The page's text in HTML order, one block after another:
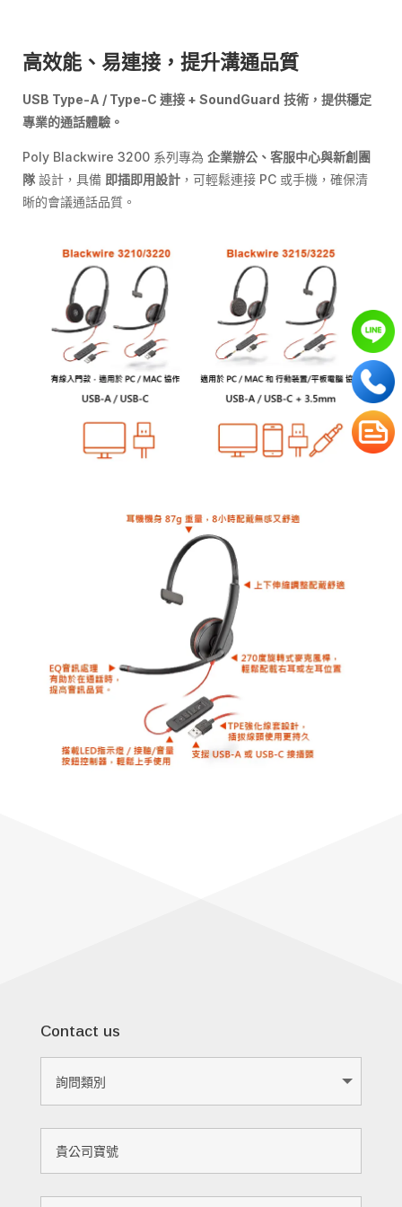
高效能、易連接，提升溝通品質
USB Type-A / Type-C 連接 + SoundGuard 技術，提供穩定
專業的通話體驗。
Poly Blackwire 3200 系列專為 企業辦公、客服中心與新創團
隊 設計，具備 即插即用設計 ，可輕鬆連接 PC 或手機，確保清
晰的會議通話品質。
Contact us